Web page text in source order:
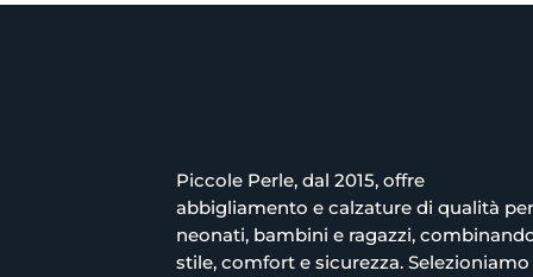
Piccole Perle, dal 2015, offre
abbigliamento e calzature di qualità per
neonati, bambini e ragazzi,
stile, comfort e sicurezza. Selezioniamo